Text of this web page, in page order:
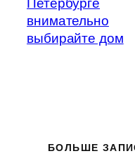
Петербурге
внимательно
выбирайте дом
БОЛЬШЕ